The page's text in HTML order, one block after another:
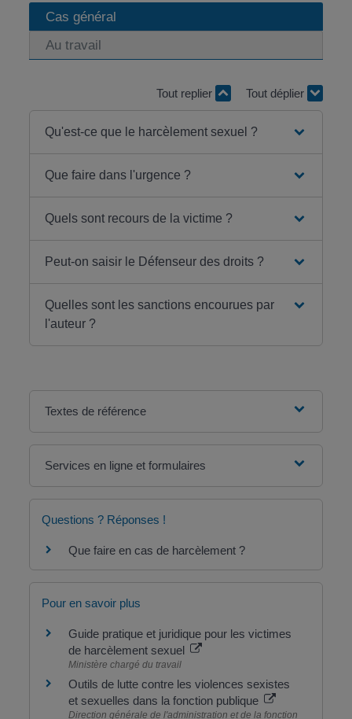
Cas général
Au travail
Tout replier Tout déplier
Qu'est-ce que le harcèlement sexuel ?
Que faire dans l'urgence ?
Quels sont recours de la victime ?
Peut-on saisir le Défenseur des droits ?
Quelles sont les sanctions encourues par
l'auteur ?
Textes de référence
Services en ligne et formulaires
Questions ? Réponses !
Que faire en cas de harcèlement ?
Pour en savoir plus
Guide pratique et juridique pour les victimes
de harcèlement sexuel
Ministère chargé du travail
Outils de lutte contre les violences sexistes
et sexuelles dans la fonction publique
Direction générale de l'administration et de la fonction